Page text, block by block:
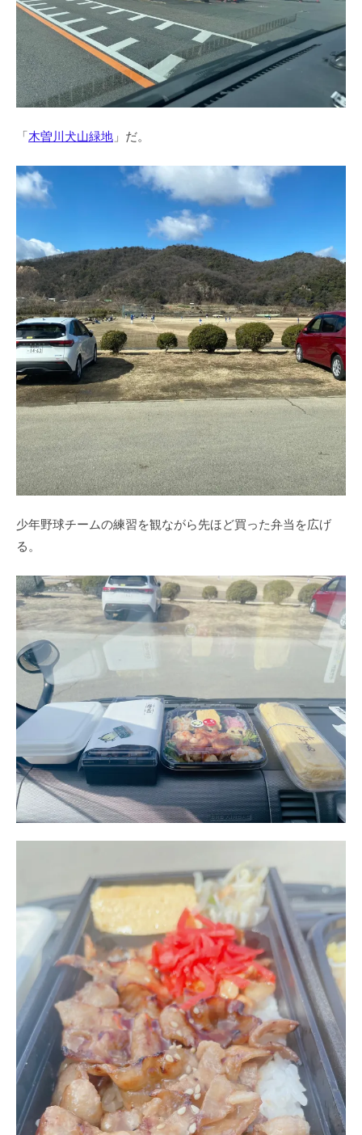
「木曽川犬山緑地 」だ。
少年野球チームの練習を観ながら先ほど買った弁当を広げ
る。